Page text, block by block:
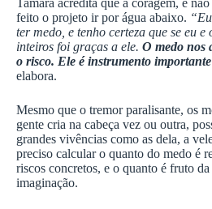
Tamara acredita que a coragem, e
feito o projeto ir por água abaixo.
ter medo, e tenho certeza que se eu e
inteiros foi graças a ele. O medo nos
o risco. Ele é instrumento
elabora.
Mesmo que o tremor paralisante, os
gente cria na cabeça vez ou outra,
grandes vivências como as dela, a
preciso calcular o quanto do medo é
riscos concretos, e o quanto é fruto da
imaginação.